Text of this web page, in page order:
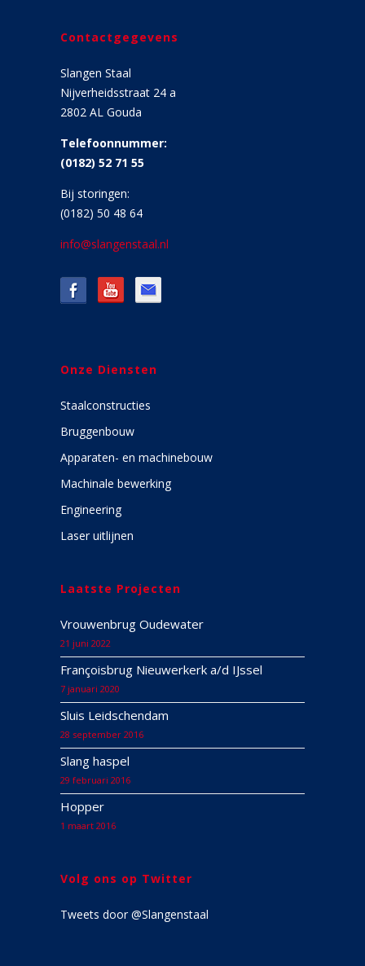
Contactgegevens
Slangen Staal
Nijverheidsstraat 24 a
2802 AL Gouda
Telefoonnummer:
(0182) 52 71 55
Bij storingen:
(0182) 50 48 64
info@slangenstaal.nl
Onze Diensten
Staalconstructies
Bruggenbouw
Apparaten- en machinebouw
Machinale bewerking
Engineering
Laser uitlijnen
Laatste Projecten
Vrouwenbrug Oudewater
21 juni 2022
Françoisbrug Nieuwerkerk a/d IJssel
7 januari 2020
Sluis Leidschendam
28 september 2016
Slang haspel
29 februari 2016
Hopper
1 maart 2016
Volg ons op Twitter
Tweets door @Slangenstaal